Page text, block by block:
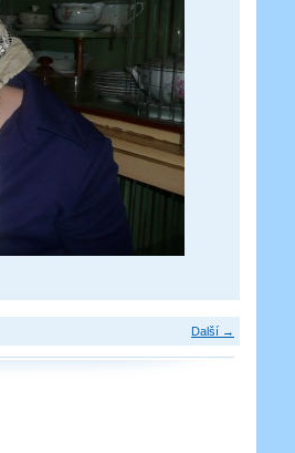
Další →